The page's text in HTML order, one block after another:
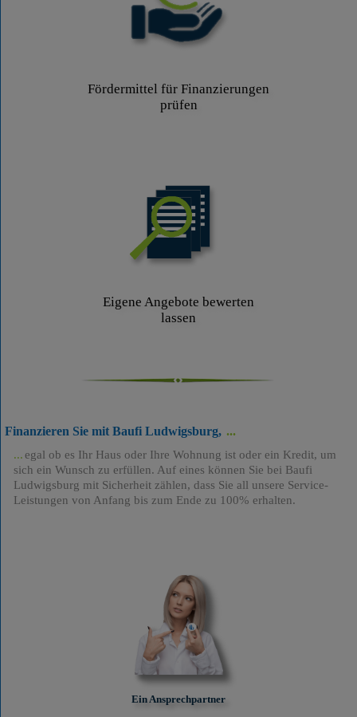
Fördermittel für Finanzierungen
prüfen
Eigene Angebote bewerten
lassen
Finanzieren Sie mit Baufi Ludwigsburg,
egal ob es Ihr Haus oder Ihre Wohnung ist oder ein Kredit, um
sich ein Wunsch zu erfüllen. Auf eines können Sie bei Baufi
Ludwigsburg mit Sicherheit zählen, dass Sie all unsere Service-
Leistungen von Anfang bis zum Ende zu 100% erhalten.
Ein Ansprechpartner